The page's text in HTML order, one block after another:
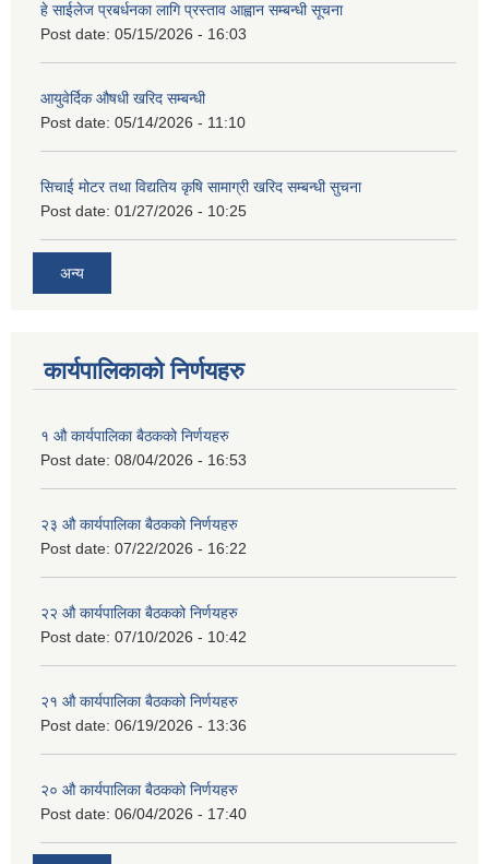
हे साईलेज प्रबर्धनका लागि प्रस्ताव आह्वान सम्बन्धी सूचना
Post date: 05/15/2026 - 16:03
आयुवेर्दिक औषधी खरिद सम्बन्धी
Post date: 05/14/2026 - 11:10
सिचाई मोटर तथा विद्यतिय कृषि सामाग्री खरिद सम्बन्धी सुचना
Post date: 01/27/2026 - 10:25
अन्य
कार्यपालिकाको निर्णयहरु
१ औ कार्यपालिका बैठकको निर्णयहरु
Post date: 08/04/2026 - 16:53
२३ औ कार्यपालिका बैठकको निर्णयहरु
Post date: 07/22/2026 - 16:22
२२ औ कार्यपालिका बैठकको निर्णयहरु
Post date: 07/10/2026 - 10:42
२१ औ कार्यपालिका बैठकको निर्णयहरु
Post date: 06/19/2026 - 13:36
२० औ कार्यपालिका बैठकको निर्णयहरु
Post date: 06/04/2026 - 17:40